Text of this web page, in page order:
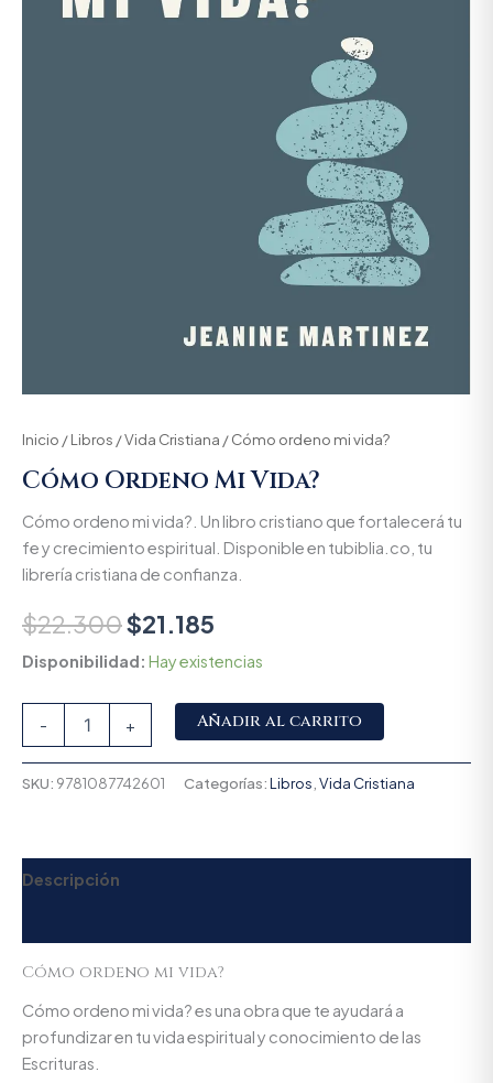
Inicio /Libros /Vida Cristiana / Cómo ordeno mi vida?
Cómo Ordeno Mi Vida?
Cómo ordeno mi vida?. Un libro cristiano que fortalecerá tu
fe y crecimiento espiritual. Disponible en tubiblia.co, tu
librería cristiana de confianza.
$22.300$21.185
Disponibilidad: Hay existencias
- + Añadir al carrito
SKU: 9781087742601 Categorías:Libros Vida Cristiana
Descripción
Cómo ordeno mi vida?
Cómo ordeno mi vida? es una obra que te ayudará a
profundizar en tu vida espiritual y conocimiento de las
Escrituras.